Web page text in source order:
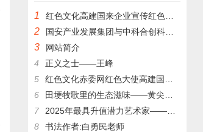
1 ​红色文化高建国来企业宣传红色文化
2 国安产业发展集团与中科合创科技成果评价中心签署合作协议
3
网站简介
4
正义之士——王峰
5
红色文化赤委网红色大使高建国与红色文化传承人王银茂等来登仙桥
6
田埂牧歌里的生态滋味——黄尖镇杨亚成的林下养殖记
7
2025年最具升值潜力艺术家——张跃华
8
书法作者:白勇民老师